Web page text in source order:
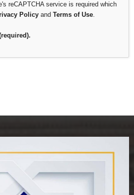
reCAPTCHA service is required which
Policy and Terms of Use.